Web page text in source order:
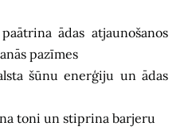
ādas atjaunošanos
pazīmes
šūnu enerģiju un ādas
toni un stiprina barjeru